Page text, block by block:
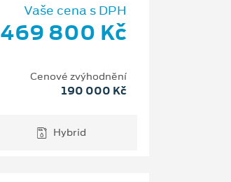
Vaše cena s DPH
469 800 Kč
Cenové zvýhodnění
190 000 Kč
Hybrid